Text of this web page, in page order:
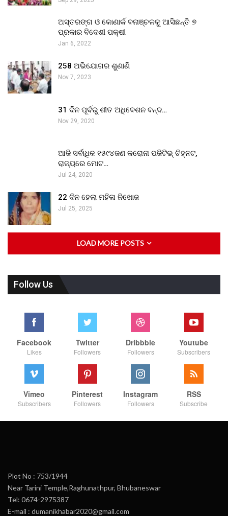
ଅସ୍ତରଙ୍ଗ ଓ କୋଣାର୍କ ବନାଞ୍ଚଳକୁ ଆସିଛନ୍ତି ୭
ପ୍ରକାର ବିଦେଶୀ ପକ୍ଷୀ
Jan 6, 2022
258 ଅଭିଯୋଗର ଶୁଣାଣି
Nov 7, 2023
31 ଦିନ ପୂର୍ବରୁ ଶୀତ ଅଧିବେଶନ ବନ୍ଦ…
Nov 29, 2020
ଆଜି ସର୍ବାଧିକ ୧୫୯୪ଜଣ କରୋନା ପଜିଟିଭ୍ ଚିହ୍ନଟ,
ରାଜ୍ୟରେ ମୋଟ…
Jul 24, 2020
22 ଦିନ ହେଲା ମହିଳା ନିଖୋଜ
Jul 25, 2025
LOAD MORE POSTS
Follow Us
Facebook
Likes
Twitter
Followers
Dribbble
Followers
Youtube
Subscribers
Vimeo
Subscribers
Pinterest
Followers
Instagram
Followers
RSS
Subscribe
Plot No : 753/1944
Near Tarini Temple,Raghunathpur, Bhubaneswar
Tel: 0674-2975387
E-mail : dumanikhabar2020@gmail.com